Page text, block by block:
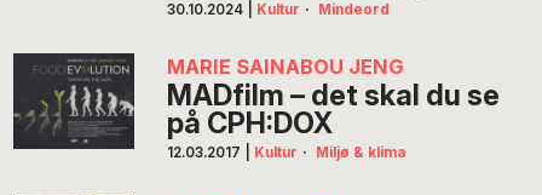
30.10.2024 Kultur · Mindeord
MARIE SAINABOU JENG
MADfilm – det skal du se
på CPH:DOX
12.03.2017 Kultur · Miljø & klima